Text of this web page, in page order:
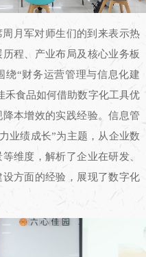
月军对师生们的到来表示热
程、产业布局及核心业务板
绕“财务运营管理与信息化建
禾食品如何借助数字化工具优
本增效的实践经验。信息管
业绩成长”为主题，从企业数
维度，解析了企业在研发、
方面的经验，展现了数字化